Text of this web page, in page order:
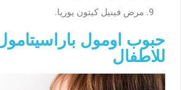
مرض فينيل كيتون يوريا.
للاطفال